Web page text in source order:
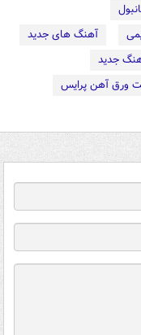
آهنگ های جدید
جدید
ورق آهن پرایس